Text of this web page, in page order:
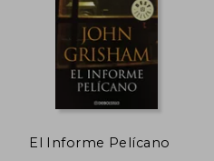
El Informe Pelícano